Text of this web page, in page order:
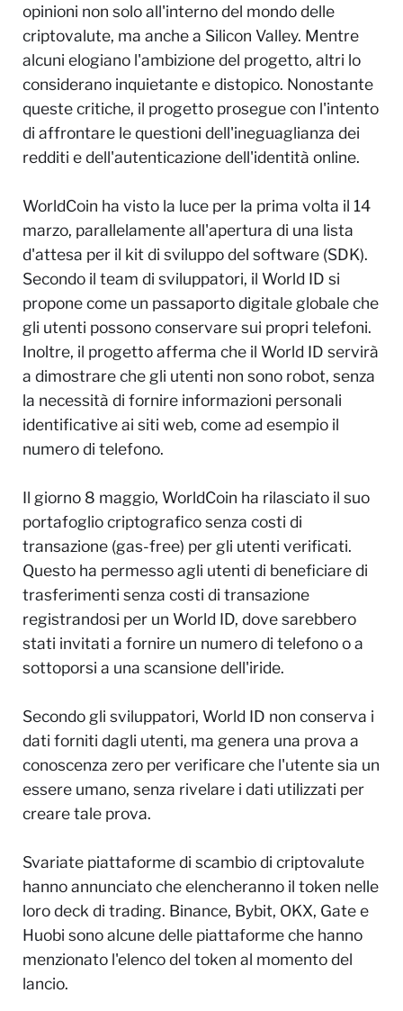
opinioni non solo all'interno del mondo delle
criptovalute, ma anche a Silicon Valley. Mentre
alcuni elogiano l'ambizione del progetto, altri lo
considerano inquietante e distopico. Nonostante
queste critiche, il progetto prosegue con l'intento
di affrontare le questioni dell'ineguaglianza dei
redditi e dell'autenticazione dell'identità online.
WorldCoin ha visto la luce per la prima volta il 14
marzo, parallelamente all'apertura di una lista
d'attesa per il kit di sviluppo del software (SDK).
Secondo il team di sviluppatori, il World ID si
propone come un passaporto digitale globale che
gli utenti possono conservare sui propri telefoni.
Inoltre, il progetto afferma che il World ID servirà
a dimostrare che gli utenti non sono robot, senza
la necessità di fornire informazioni personali
identificative ai siti web, come ad esempio il
numero di telefono.
Il giorno 8 maggio, WorldCoin ha rilasciato il suo
portafoglio criptografico senza costi di
transazione (gas-free) per gli utenti verificati.
Questo ha permesso agli utenti di beneficiare di
trasferimenti senza costi di transazione
registrandosi per un World ID, dove sarebbero
stati invitati a fornire un numero di telefono o a
sottoporsi a una scansione dell'iride.
Secondo gli sviluppatori, World ID non conserva i
dati forniti dagli utenti, ma genera una prova a
conoscenza zero per verificare che l'utente sia un
essere umano, senza rivelare i dati utilizzati per
creare tale prova.
Svariate piattaforme di scambio di criptovalute
hanno annunciato che elencheranno il token nelle
loro deck di trading. Binance, Bybit, OKX, Gate e
Huobi sono alcune delle piattaforme che hanno
menzionato l'elenco del token al momento del
lancio.